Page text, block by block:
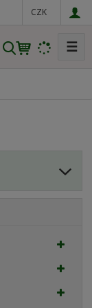
CZK
V
☰